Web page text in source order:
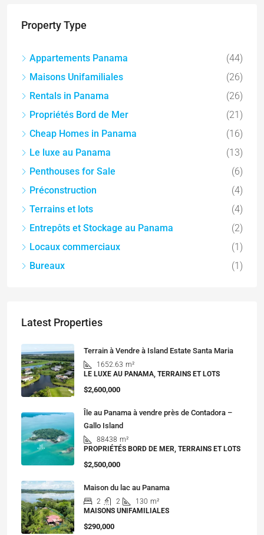
Property Type
Appartements Panama
(44)
Maisons Unifamiliales
(26)
Rentals in Panama
(26)
Propriétés Bord de Mer
(21)
Cheap Homes in Panama
(16)
Le luxe au Panama
(13)
Penthouses for Sale
(6)
Préconstruction
(4)
Terrains et lots
(4)
Entrepôts et Stockage au Panama
(2)
Locaux commerciaux
(1)
Bureaux
(1)
Latest Properties
Terrain à Vendre à Island Estate Santa Maria
1652.63 m²
LE LUXE AU PANAMA, TERRAINS ET LOTS
$2,600,000
Île au Panama à vendre près de Contadora –
Gallo Island
88438 m²
PROPRIÉTÉS BORD DE MER, TERRAINS ET LOTS
$2,500,000
Maison du lac au Panama
2 2 130 m²
MAISONS UNIFAMILIALES
$290,000